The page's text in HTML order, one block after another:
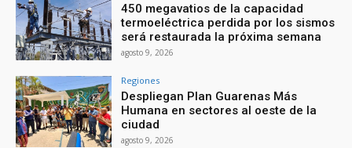
450 megavatios de la capacidad
termoeléctrica perdida por los sismos
será restaurada la próxima semana
agosto 9, 2026
Regiones
Despliegan Plan Guarenas Más
Humana en sectores al oeste de la
ciudad
agosto 9, 2026